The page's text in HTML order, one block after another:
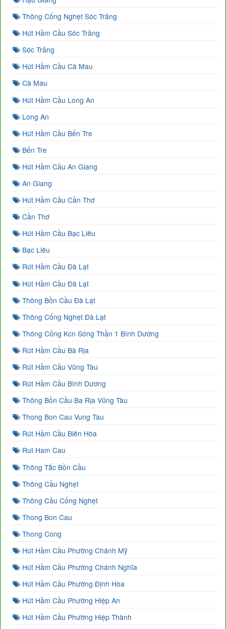
Thông Cống Nghẹt Sóc Trăng
Hút Hầm Cầu Sóc Trăng
Sóc Trăng
Hút Hầm Cầu Cà Mau
Cà Mau
Hút Hầm Cầu Long An
Long An
Hút Hầm Cầu Bến Tre
Bến Tre
Hút Hầm Cầu An Giang
An Giang
Hút Hầm Cầu Cần Thơ
Cần Thơ
Hút Hầm Cầu Bạc Liêu
Bạc Liêu
Rút Hầm Cầu Đà Lạt
Hút Hầm Cầu Đà Lạt
Thông Bồn Cầu Đà Lạt
Thông Cống Nghẹt Đà Lạt
Thông Cống Kcn Sóng Thần 1 Bình Dương
Rút Hầm Cầu Bà Rịa
Rút Hầm Cầu Vũng Tàu
Rút Hầm Cầu Bình Dương
Thông Bồn Cầu Ba Rịa Vũng Tàu
Thong Bon Cau Vung Tau
Rút Hầm Cầu Biên Hòa
Rut Ham Cau
Thông Tắc Bồn Cầu
Thông Cầu Nghẹt
Thông Cầu Cống Nghẹt
Thong Bon Cau
Thong Cong
Hút Hầm Cầu Phường Chánh Mỹ
Hút Hầm Cầu Phường Chánh Nghĩa
Hút Hầm Cầu Phường Định Hòa
Hút Hầm Cầu Phường Hiệp An
Hút Hầm Cầu Phường Hiệp Thành